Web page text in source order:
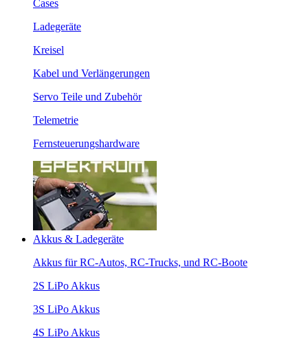
Cases
Ladegeräte
Kreisel
Kabel und Verlängerungen
Servo Teile und Zubehör
Telemetrie
Fernsteuerungshardware
Akkus & Ladegeräte
Akkus für RC-Autos, RC-Trucks, und RC-Boote
2S LiPo Akkus
3S LiPo Akkus
4S LiPo Akkus